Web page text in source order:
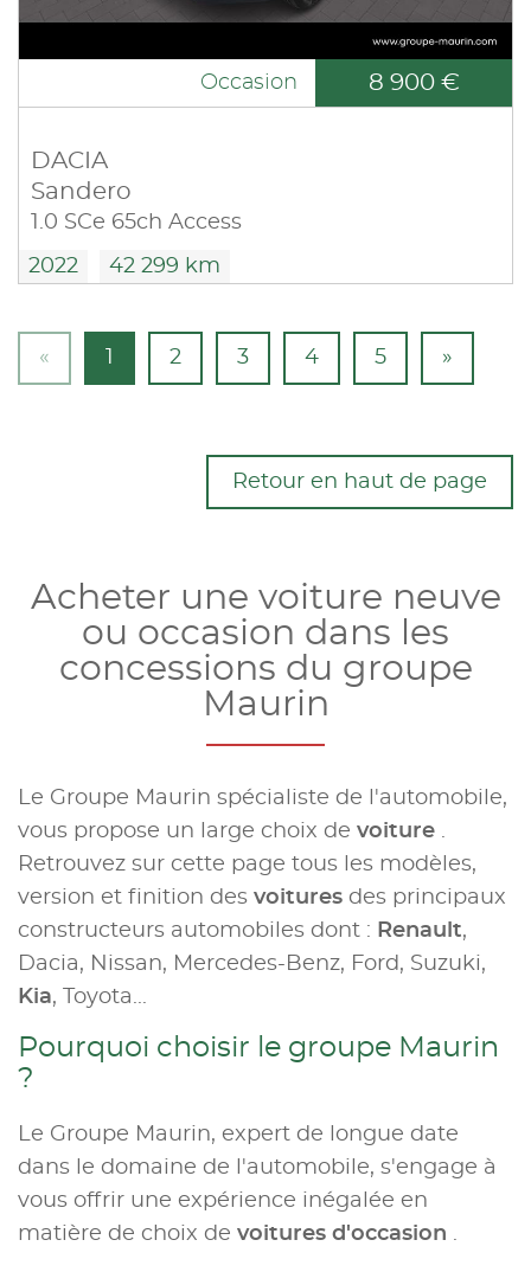
Occasion 8 900 €
DACIA
Sandero
1.0 SCe 65ch Access
2022 42 299 km
« 2 3 4 5 »
Retour en haut de page
Acheter une voiture neuve
ou occasion dans les
concessions du groupe
Maurin
Le Groupe Maurin spécialiste de l'automobile,
vous propose un large choix de voiture .
Retrouvez sur cette page tous les modèles,
version et finition des voitures des principaux
constructeurs automobiles dont : Renault,
Dacia, Nissan, Mercedes-Benz, Ford, Suzuki,
Kia, Toyota...
Pourquoi choisir le groupe Maurin
?
Le Groupe Maurin, expert de longue date
dans le domaine de l'automobile, s'engage à
vous offrir une expérience inégalée en
matière de choix de voitures d'occasion .